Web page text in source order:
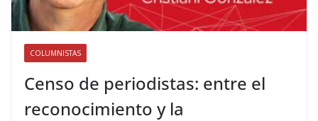
COLUMNISTAS
Censo de periodistas: entre el
reconocimiento y la